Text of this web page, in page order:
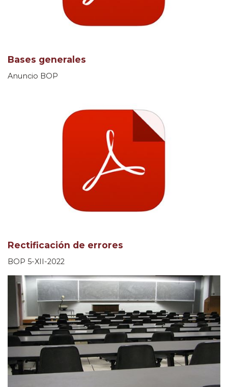
Bases generales
Anuncio BOP
Rectificación de errores
BOP 5-XII-2022